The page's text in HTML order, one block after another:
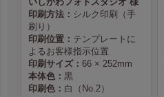
印刷方法： シルク印刷（手
刷り）
印刷位置： テンプレートに
よるお客様指示位置
印刷サイズ： 66 × 252mm
本体色： 黒
印刷色： 白（No.2）